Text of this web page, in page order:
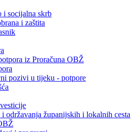
socijalna skrb
i zaštita
iz Proračuna OBŽ
pozivi u tijeku - potpore
i održavanja županijskih i lokalnih cesta